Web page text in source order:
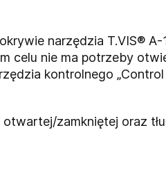
narzędzia T.VIS® A-
celu nie ma potrzeby
kontrolnego „Control
zamkniętej oraz